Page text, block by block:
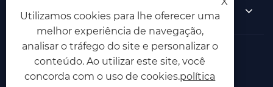
Contate-nos
Links Sitemap RSS
XML
política de Privacidade
Utilizamos cookies para lhe oferecer uma
melhor experiência de navegação,
analisar o tráfego do site e personalizar o
conteúdo. Ao utilizar este site, você
concorda com o uso de cookies.política